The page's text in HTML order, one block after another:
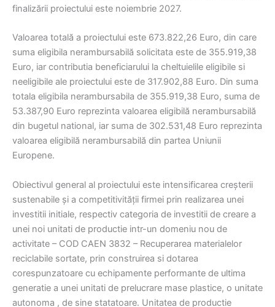
finalizării proiectului este noiembrie 2027.
Valoarea totală a proiectului este 673.822,26 Euro, din care
suma eligibila nerambursabilă solicitata este de 355.919,38
Euro, iar contributia beneficiarului la cheltuielile eligibile si
neeligibile ale proiectului este de 317.902,88 Euro. Din suma
totala eligibila nerambursabila de 355.919,38 Euro, suma de
53.387,90 Euro reprezinta valoarea eligibilă nerambursabilă
din bugetul national, iar suma de 302.531,48 Euro reprezinta
valoarea eligibilă nerambursabilă din partea Uniunii
Europene.
Obiectivul general al proiectului este intensificarea creșterii
sustenabile și a competitivității firmei prin realizarea unei
investitii initiale, respectiv categoria de investitii de creare a
unei noi unitati de productie intr-un domeniu nou de
activitate – COD CAEN 3832 – Recuperarea materialelor
reciclabile sortate, prin construirea si dotarea
corespunzatoare cu echipamente performante de ultima
generatie a unei unitati de prelucrare mase plastice, o unitate
autonoma , de sine statatoare. Unitatea de productie